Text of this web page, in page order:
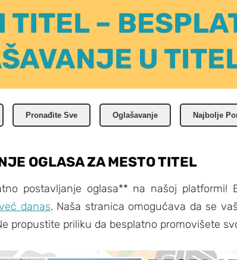
TITEL –
U
Pronađite Sve Oglašavanje Najbolje
OGLASA ZA MESTO TITEL
postavljanje oglasa** na našoj platformi!
danas. Naša stranica omogućava da se
propustite priliku da besplatno promovišete